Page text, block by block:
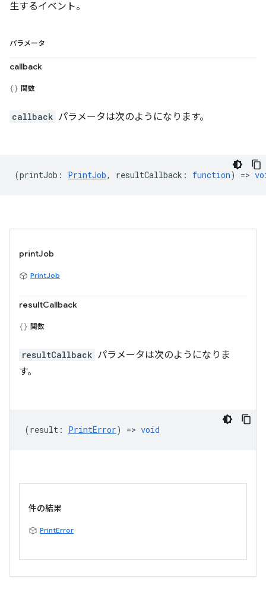
生するイベント。
パラメータ
callback
関数
callback パラメータは次のようになります。
(printJob : PrintJob, resultCallback : function) =>
printJob
PrintJob
resultCallback
関数
resultCallback パラメータは次のようになりま
す。
(result : PrintError) => void
件の結果
PrintError